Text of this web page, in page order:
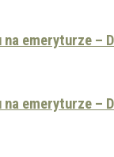
na emeryturze –
na emeryturze –